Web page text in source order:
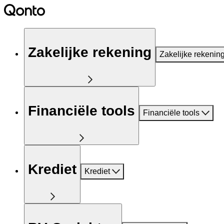
Zakelijke rekening Zakelijke
Financiële tools Financiële tools
Krediet Krediet